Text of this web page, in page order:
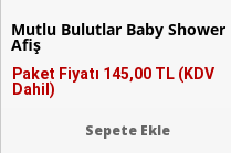
Mutlu Bulutlar Baby Shower
Afiş
Paket Fiyatı 145,00 TL (KDV
Dahil)
Sepete Ekle